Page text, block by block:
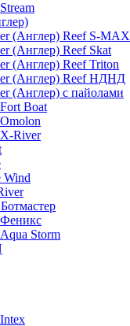
(Англер) Reef S-MAX
(Англер) Reef Skat
(Англер) Reef Triton
(Англер) Reef НДНД
(Англер) с пайолами
Boat
River
Wind
Феникc
Storm